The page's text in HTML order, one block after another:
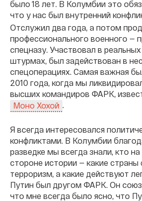
было 18 лет. В Колумбии это
что у нас был внутренний
Отслужил два года, а потом
профессионального военного —
спецназу. Участвовал в
штурмах, был задействован в
спецоперациях. Самая важная
2010 года, когда мы
высших командиров ФАРК,
Моно Хохой .
Я всегда интересовался
конфликтами. В Колумбии
разведке мы всегда знали, кто
стороне истории — какие
терроризм, а какие действуют
Путин был другом ФАРК. Он
что мне всегда было ясно, что